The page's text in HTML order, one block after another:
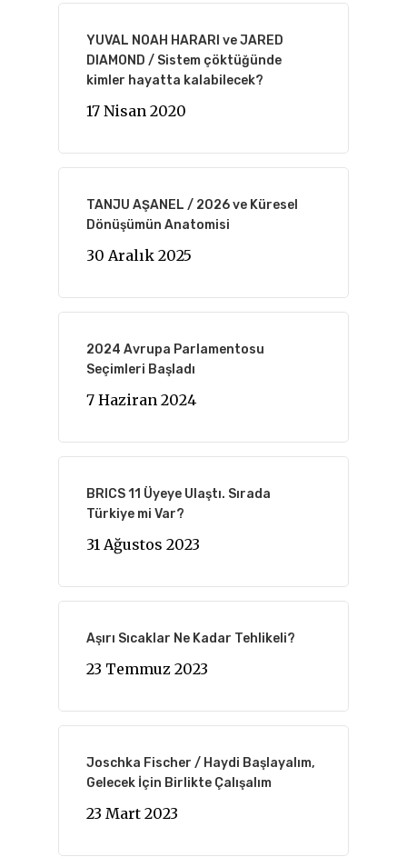
YUVAL NOAH HARARI ve JARED
DIAMOND / Sistem çöktüğünde
kimler hayatta kalabilecek?
17 Nisan 2020
TANJU AŞANEL / 2026 ve Küresel
Dönüşümün Anatomisi
30 Aralık 2025
2024 Avrupa Parlamentosu
Seçimleri Başladı
7 Haziran 2024
BRICS 11 Üyeye Ulaştı. Sırada
Türkiye mi Var?
31 Ağustos 2023
Aşırı Sıcaklar Ne Kadar Tehlikeli?
23 Temmuz 2023
Joschka Fischer / Haydi Başlayalım,
Gelecek İçin Birlikte Çalışalım
23 Mart 2023